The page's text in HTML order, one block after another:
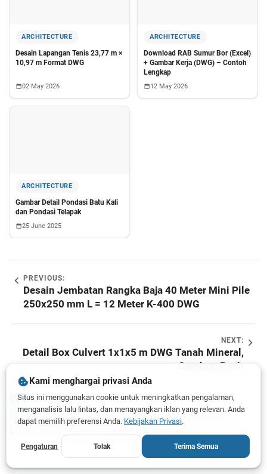
ARCHITECTURE
Desain Lapangan Tenis 23,77 m ×
10,97 m Format DWG
02 May 2026
ARCHITECTURE
Download RAB Sumur Bor (Excel)
+ Gambar Kerja (DWG) – Contoh
Lengkap
12 May 2026
ARCHITECTURE
Gambar Detail Pondasi Batu Kali
dan Pondasi Telapak
25 June 2025
PREVIOUS:
Desain Jembatan Rangka Baja 40 Meter Mini Pile
250x250 mm L = 12 Meter K-400 DWG
NEXT:
Detail Box Culvert 1x1x5 m DWG Tanah Mineral,
Gambut, Pasir
Post a Comment for "Detail Tiang Pancang dan
Kami menghargai privasi Anda
Situs ini menggunakan cookie untuk meningkatkan pengalaman,
menganalisis lalu lintas, dan menayangkan iklan yang relevan. Anda
dapat memilih preferensi Anda. Kebijakan Privasi.
Pengaturan Tolak Terima Semua